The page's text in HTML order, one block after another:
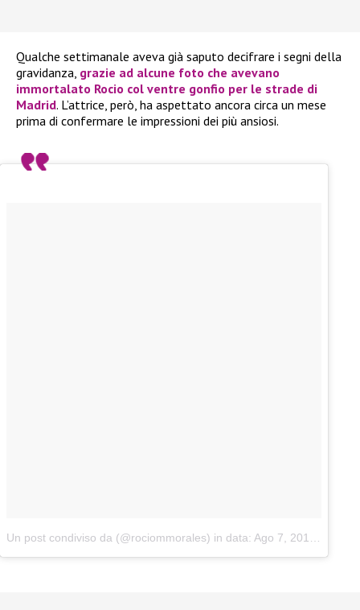
Qualche settimanale aveva già saputo decifrare i segni della
gravidanza, grazie ad alcune foto che avevano
immortalato Rocio col ventre gonfio per le strade di
Madrid. L’attrice, però, ha aspettato ancora circa un mese
prima di confermare le impressioni dei più ansiosi.
Un post condiviso da (@rociommorales) in data: Ago 7, 2018 at 12:36 PDT